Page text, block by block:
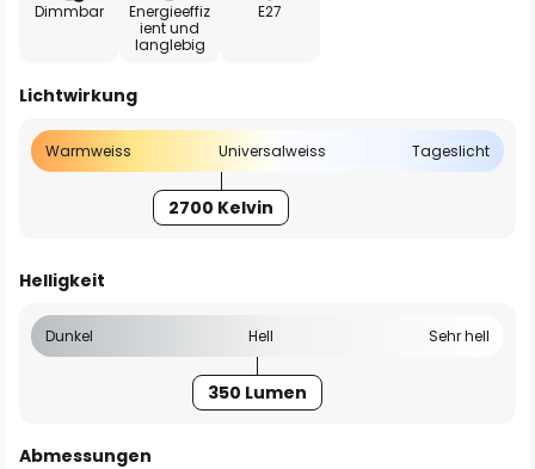
Dimmbar
Energieeffiz
ient und
langlebig
E27
Lichtwirkung
Warmweiss Universalweiss Tageslicht
2700 Kelvin
Helligkeit
Dunkel Hell Sehr hell
350 Lumen
Abmessungen